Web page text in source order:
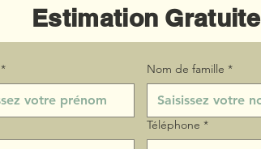
Estimation Gratuite
* Nom de famille *
Téléphone *